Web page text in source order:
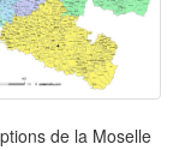
de la Moselle